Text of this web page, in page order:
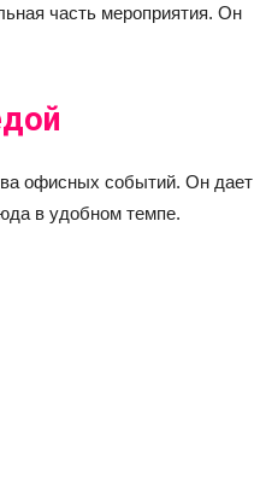
часть мероприятия. Он
офисных событий. Он дает
в удобном темпе.